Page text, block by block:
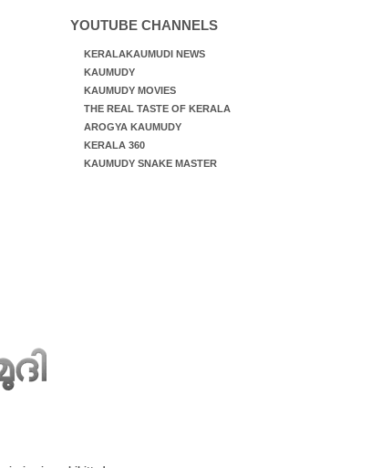
YOUTUBE CHANNELS
KERALAKAUMUDI NEWS
KAUMUDY
KAUMUDY MOVIES
THE REAL TASTE OF KERALA
AROGYA KAUMUDY
KERALA 360
KAUMUDY SNAKE MASTER